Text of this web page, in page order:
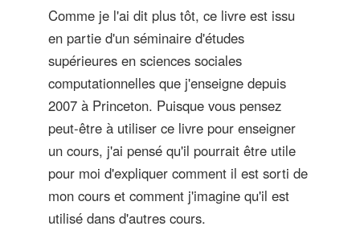
Comme je l'ai dit plus tôt, ce livre est issu
en partie d'un séminaire d'études
supérieures en sciences sociales
computationnelles que j'enseigne depuis
2007 à Princeton. Puisque vous pensez
peut-être à utiliser ce livre pour enseigner
un cours, j'ai pensé qu'il pourrait être utile
pour moi d'expliquer comment il est sorti de
mon cours et comment j'imagine qu'il est
utilisé dans d'autres cours.